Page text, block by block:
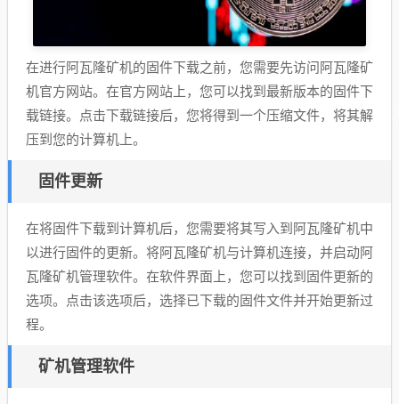
在进行阿瓦隆矿机的固件下载之前，您需要先访问阿瓦隆矿
机官方网站。在官方网站上，您可以找到最新版本的固件下
载链接。点击下载链接后，您将得到一个压缩文件，将其解
压到您的计算机上。
固件更新
在将固件下载到计算机后，您需要将其写入到阿瓦隆矿机中
以进行固件的更新。将阿瓦隆矿机与计算机连接，并启动阿
瓦隆矿机管理软件。在软件界面上，您可以找到固件更新的
选项。点击该选项后，选择已下载的固件文件并开始更新过
程。
矿机管理软件